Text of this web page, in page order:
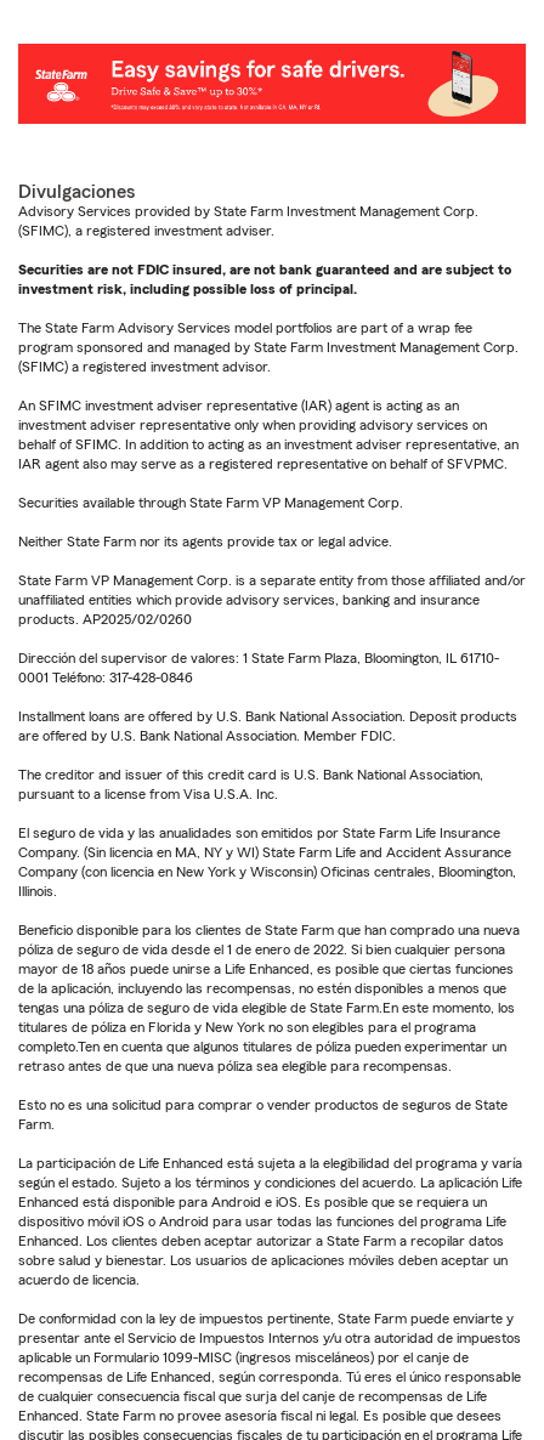
Divulgaciones
Advisory Services provided by State Farm Investment Management Corp.
(SFIMC), a registered investment adviser.
Securities are not FDIC insured, are not bank guaranteed and are subject to
investment risk, including possible loss of principal.
The State Farm Advisory Services model portfolios are part of a wrap fee
program sponsored and managed by State Farm Investment Management Corp.
(SFIMC) a registered investment advisor.
An SFIMC investment adviser representative (IAR) agent is acting as an
investment adviser representative only when providing advisory services on
behalf of SFIMC. In addition to acting as an investment adviser representative, an
IAR agent also may serve as a registered representative on behalf of SFVPMC.
Securities available through State Farm VP Management Corp.
Neither State Farm nor its agents provide tax or legal advice.
State Farm VP Management Corp. is a separate entity from those affiliated and/or
unaffiliated entities which provide advisory services, banking and insurance
products. AP2025/02/0260
Dirección del supervisor de valores: 1 State Farm Plaza, Bloomington, IL 61710-
0001 Teléfono: 317-428-0846
Installment loans are offered by U.S. Bank National Association. Deposit products
are offered by U.S. Bank National Association. Member FDIC.
The creditor and issuer of this credit card is U.S. Bank National Association,
pursuant to a license from Visa U.S.A. Inc.
El seguro de vida y las anualidades son emitidos por State Farm Life Insurance
Company. (Sin licencia en MA, NY y WI) State Farm Life and Accident Assurance
Company (con licencia en New York y Wisconsin) Oficinas centrales, Bloomington,
Illinois.
Beneficio disponible para los clientes de State Farm que han comprado una nueva
póliza de seguro de vida desde el 1 de enero de 2022. Si bien cualquier persona
mayor de 18 años puede unirse a Life Enhanced, es posible que ciertas funciones
de la aplicación, incluyendo las recompensas, no estén disponibles a menos que
tengas una póliza de seguro de vida elegible de State Farm.En este momento, los
titulares de póliza en Florida y New York no son elegibles para el programa
completo.Ten en cuenta que algunos titulares de póliza pueden experimentar un
retraso antes de que una nueva póliza sea elegible para recompensas.
Esto no es una solicitud para comprar o vender productos de seguros de State
Farm.
La participación de Life Enhanced está sujeta a la elegibilidad del programa y varía
según el estado. Sujeto a los términos y condiciones del acuerdo. La aplicación Life
Enhanced está disponible para Android e iOS. Es posible que se requiera un
dispositivo móvil iOS o Android para usar todas las funciones del programa Life
Enhanced. Los clientes deben aceptar autorizar a State Farm a recopilar datos
sobre salud y bienestar. Los usuarios de aplicaciones móviles deben aceptar un
acuerdo de licencia.
De conformidad con la ley de impuestos pertinente, State Farm puede enviarte y
presentar ante el Servicio de Impuestos Internos y/u otra autoridad de impuestos
aplicable un Formulario 1099-MISC (ingresos misceláneos) por el canje de
recompensas de Life Enhanced, según corresponda. Tú eres el único responsable
de cualquier consecuencia fiscal que surja del canje de recompensas de Life
Enhanced. State Farm no provee asesoría fiscal ni legal. Es posible que desees
discutir las posibles consecuencias fiscales de tu participación en el programa Life